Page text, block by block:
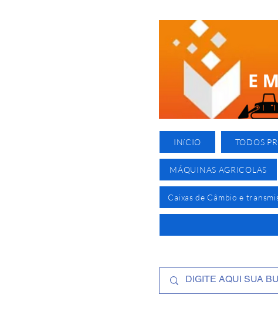
INíCIO TODOS
MÁQUINAS AGRICOLAS
Caixas de Câmbio e